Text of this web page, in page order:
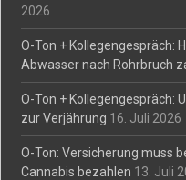
2026
O-Ton + Kollegengespräch:
Abwasser nach Rohrbruch
O-Ton + Kollegengespräch:
zur Verjährung 16. Juli 2026
O-Ton: Versicherung muss
Cannabis bezahlen 13. Juli